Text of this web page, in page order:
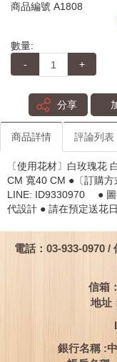
商品編號 A1808
數量:
-
+
分享
商品詳情 評論列表
〔使用花材〕白玫瑰花
CM 寬40 CM ●〔訂購
LINE: ID9330970 ● 圖
代設計 ● 請在預定送花
電話：03-933-0970 /
信箱：
地址
銀行名稱 :